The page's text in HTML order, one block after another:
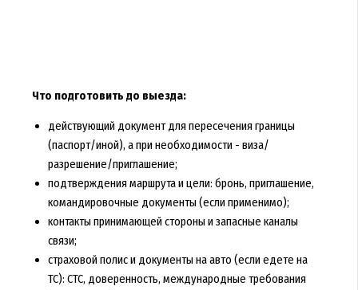
Что подготовить до выезда:
действующий документ для пересечения границы
(паспорт/иной), а при необходимости - виза/
разрешение/приглашение;
подтверждения маршрута и цели: бронь, приглашение,
командировочные документы (если применимо);
контакты принимающей стороны и запасные каналы
связи;
страховой полис и документы на авто (если едете на
ТС): СТС, доверенность, международные требования